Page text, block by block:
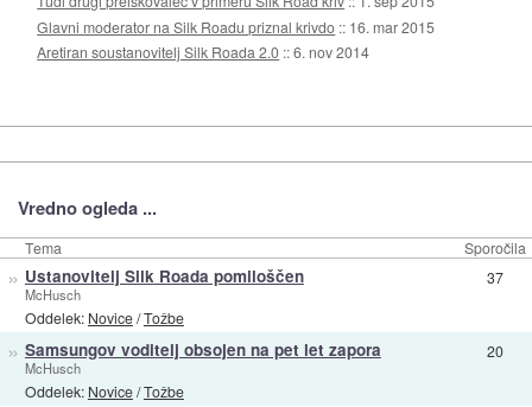
Glavni moderator na Silk Roadu priznal krivdo :: 16. mar 2015
Aretiran soustanovitelj Silk Roada 2.0 ::6. nov 2014
Vredno ogleda ...
Tema Sporočila
» Ustanovitelj Silk Roada pomiloščen
McHusch
Oddelek: Novice/Tožbe
37
» Samsungov voditelj obsojen na pet let zapora
McHusch
Oddelek: Novice/Tožbe
20